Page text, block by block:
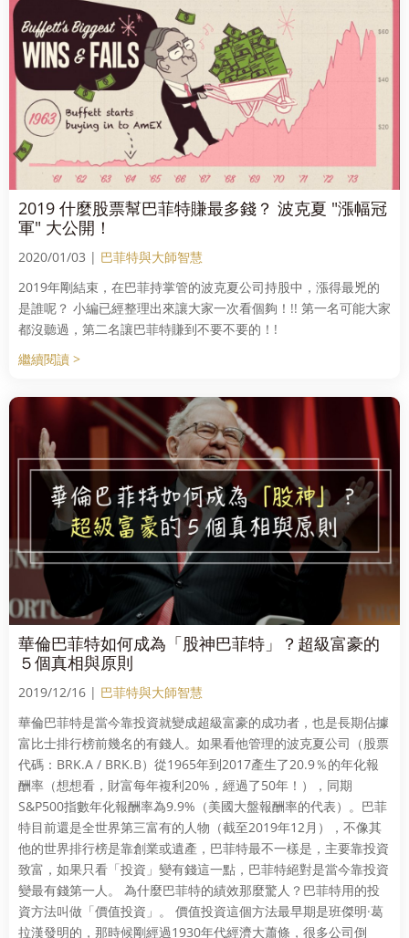
2019 什麼股票幫巴菲特賺最多錢？ 波克夏 "漲幅冠
軍" 大公開！
2020/01/03 | 巴菲特與大師智慧
2019年剛結束，在巴菲持掌管的波克夏公司持股中，漲得最兇的
是誰呢？ 小編已經整理出來讓大家一次看個夠！!! 第一名可能大家
都沒聽過，第二名讓巴菲特賺到不要不要的！!
繼續閱讀 >
華倫巴菲特如何成為「股神巴菲特」？超級富豪的
５個真相與原則
2019/12/16 | 巴菲特與大師智慧
華倫巴菲特是當今靠投資就變成超級富豪的成功者，也是長期佔據
富比士排行榜前幾名的有錢人。如果看他管理的波克夏公司（股票
代碼：BRK.A / BRK.B）從1965年到2017產生了20.9％的年化報
酬率（想想看，財富每年複利20%，經過了50年！），同期
S&P500指數年化報酬率為9.9%（美國大盤報酬率的代表）。巴菲
特目前還是全世界第三富有的人物（截至2019年12月），不像其
他的世界排行榜是靠創業或遺產，巴菲特最不一樣是，主要靠投資
致富，如果只看「投資」變有錢這一點，巴菲特絕對是當今靠投資
變最有錢第一人。 為什麼巴菲特的績效那麼驚人？巴菲特用的投
資方法叫做「價值投資」。 價值投資這個方法最早期是班傑明·葛
拉漢發明的，那時候剛經過1930年代經濟大蕭條，很多公司倒